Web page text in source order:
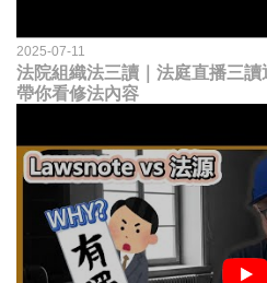
2025-07-11
法院組織法三讀｜法庭直播三
帶你看修法內容